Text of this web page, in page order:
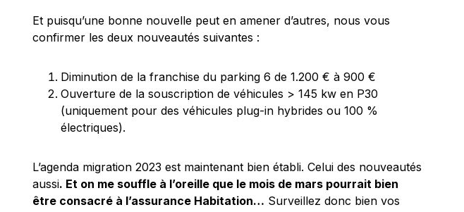
Et puisqu’une bonne nouvelle peut en amener d’autres, nous vous
confirmer les deux nouveautés suivantes :
Diminution de la franchise du parking 6 de 1.200 € à 900 €
Ouverture de la souscription de véhicules > 145 kw en P30
(uniquement pour des véhicules plug-in hybrides ou 100 %
électriques).
L’agenda migration 2023 est maintenant bien établi. Celui des nouveautés
aussi. Et on me souffle à l’oreille que le mois de mars pourrait bien
être consacré à l’assurance Habitation… Surveillez donc bien vos